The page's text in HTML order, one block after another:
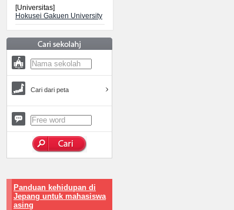
[Universitas]
Hokusei Gakuen University
Cari dari peta
Panduan kehidupan di
Jepang untuk mahasiswa
asing